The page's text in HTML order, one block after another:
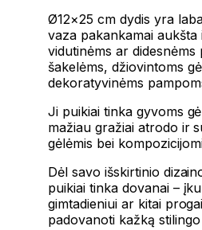
Ø12×25 cm dydis yra
vaza pakankamai
vidutinėms ar didesnėms
šakelėms, džiovintoms
dekoratyvinėms
Ji puikiai tinka gyvoms
mažiau gražiai atrodo ir
gėlėmis bei
Dėl savo išskirtinio
puikiai tinka dovanai –
gimtadieniui ar kitai
padovanoti kažką